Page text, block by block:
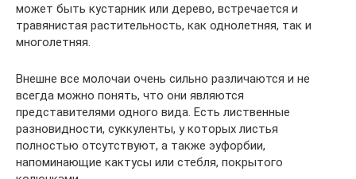
может быть кустарник или дерево, встречается и
травянистая растительность, как однолетняя, так и
многолетняя.
Внешне все молочаи очень сильно различаются и не
всегда можно понять, что они являются
представителями одного вида. Есть лиственные
разновидности, суккуленты, у которых листья
полностью отсутствуют, а также эуфорбии,
напоминающие кактусы или стебля, покрытого